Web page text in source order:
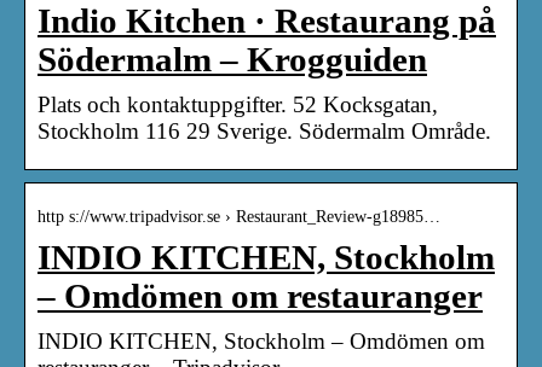
Indio Kitchen · Restaurang på
Södermalm – Krogguiden
Plats och kontaktuppgifter. 52 Kocksgatan,
Stockholm 116 29 Sverige. Södermalm Område.
http s://www.tripadvisor.se › Restaurant_Review-g18985…
INDIO KITCHEN, Stockholm
– Omdömen om restauranger
INDIO KITCHEN, Stockholm – Omdömen om